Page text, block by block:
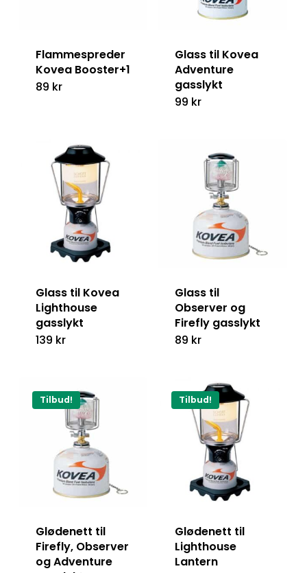
Flammespreder
Kovea Booster+1
89 kr
Glass til Kovea
Adventure
gasslykt
99 kr
Glass til Kovea
Lighthouse
gasslykt
139 kr
Glass til
Observer og
Firefly gasslykt
89 kr
Tilbud!
Glødenett til
Firefly, Observer
og Adventure
Tilbud!
Glødenett til
Lighthouse
Lantern